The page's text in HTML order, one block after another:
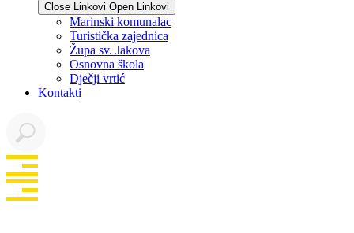
Close Linkovi Open Linkovi
Marinski komunalac
Turistička zajednica
Župa sv. Jakova
Osnovna škola
Dječji vrtić
Kontakti